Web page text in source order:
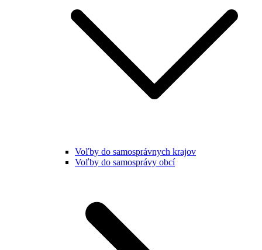
Voľby do samosprávnych krajov
Voľby do samosprávy obcí